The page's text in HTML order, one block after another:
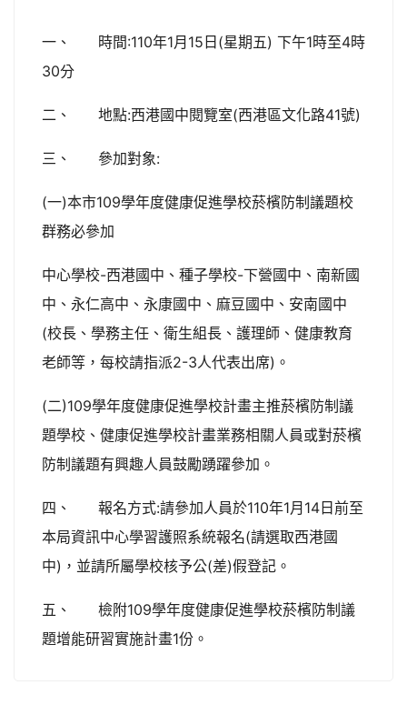
一、 時間:110年1月15日(星期五) 下午1時至4時
30分
二、 地點:西港國中閱覽室(西港區文化路41號)
三、 參加對象:
(一)本市109學年度健康促進學校菸檳防制議題校
群務必參加
中心學校-西港國中、種子學校-下營國中、南新國
中、永仁高中、永康國中、麻豆國中、安南國中
(校長、學務主任、衛生組長、護理師、健康教育
老師等，每校請指派2-3人代表出席)。
(二)109學年度健康促進學校計畫主推菸檳防制議
題學校、健康促進學校計畫業務相關人員或對菸檳
防制議題有興趣人員鼓勵踴躍參加。
四、 報名方式:請參加人員於110年1月14日前至
本局資訊中心學習護照系統報名(請選取西港國
中)，並請所屬學校核予公(差)假登記。
五、 檢附109學年度健康促進學校菸檳防制議
題增能研習實施計畫1份。